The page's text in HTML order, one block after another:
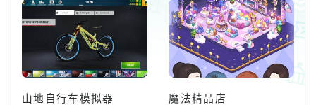
「爆震」，对附近的敌人造成真实
伤害，此效果每3秒至多触发一
次；②角色造成的伤害提升2
山地自行车模拟器 魔法精品店